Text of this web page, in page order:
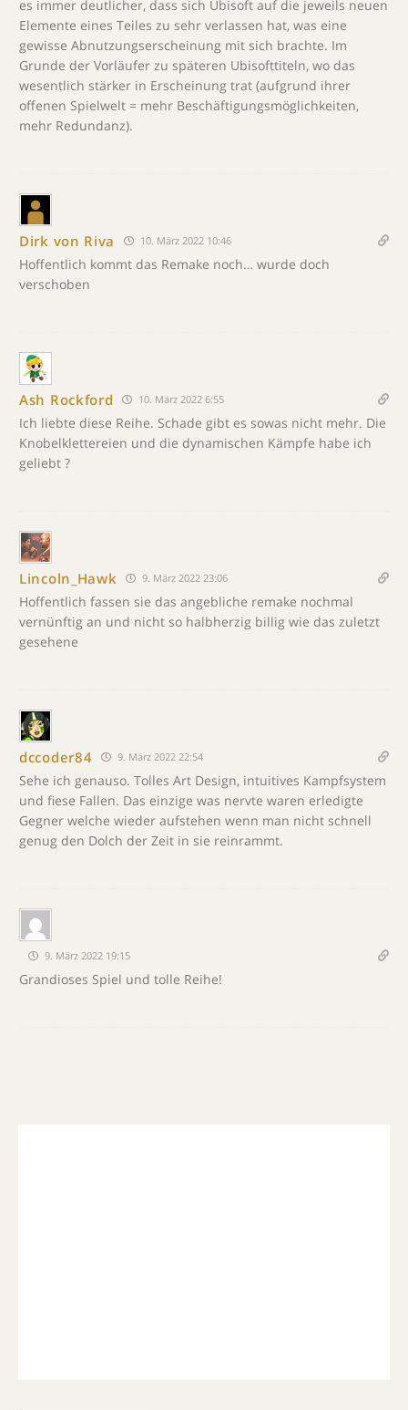
es immer deutlicher, dass sich Ubisoft auf die jeweils neuen
Elemente eines Teiles zu sehr verlassen hat, was eine
gewisse Abnutzungserscheinung mit sich brachte. Im
Grunde der Vorläufer zu späteren Ubisofttiteln, wo das
wesentlich stärker in Erscheinung trat (aufgrund ihrer
offenen Spielwelt = mehr Beschäftigungsmöglichkeiten,
mehr Redundanz).
Dirk von Riva 10. März 2022 10:46
Hoffentlich kommt das Remake noch… wurde doch
verschoben
Ash Rockford 10. März 2022 6:55
Ich liebte diese Reihe. Schade gibt es sowas nicht mehr. Die
Knobelklettereien und die dynamischen Kämpfe habe ich
geliebt ?
Lincoln_Hawk 9. März 2022 23:06
Hoffentlich fassen sie das angebliche remake nochmal
vernünftig an und nicht so halbherzig billig wie das zuletzt
gesehene
dccoder84 9. März 2022 22:54
Sehe ich genauso. Tolles Art Design, intuitives Kampfsystem
und fiese Fallen. Das einzige was nervte waren erledigte
Gegner welche wieder aufstehen wenn man nicht schnell
genug den Dolch der Zeit in sie reinrammt.
9. März 2022 19:15
Grandioses Spiel und tolle Reihe!